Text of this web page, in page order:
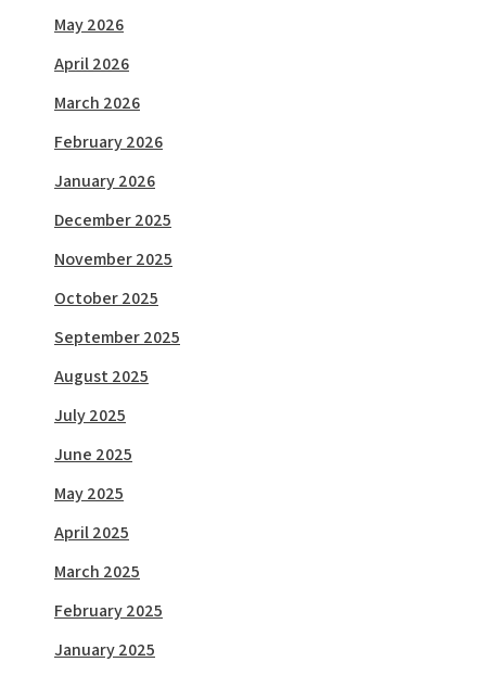
May 2026
April 2026
March 2026
February 2026
January 2026
December 2025
November 2025
October 2025
September 2025
August 2025
July 2025
June 2025
May 2025
April 2025
March 2025
February 2025
January 2025